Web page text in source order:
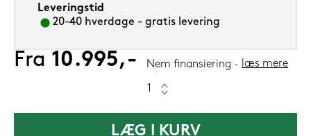
Leveringstid
20-40 hverdage - gratis levering
Fra 10.995,- Nem finansiering læs mere
LÆG I KURV